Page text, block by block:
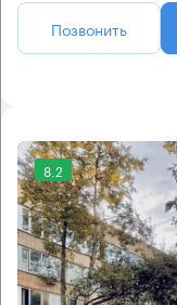
Позвонить
8.2